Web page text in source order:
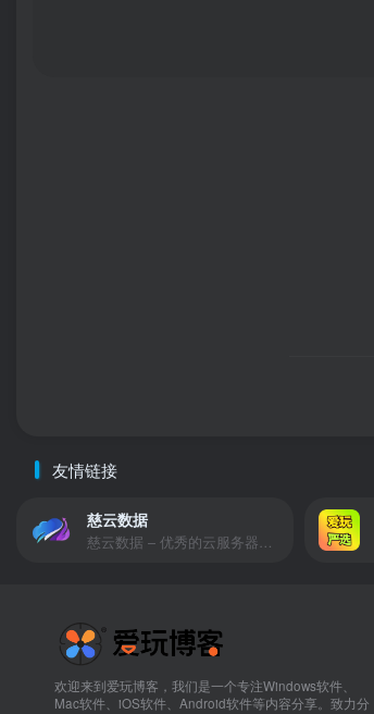
友情链接
慈云数据
慈云数据 – 优秀的云服务器服务商，提供最具有性价比的产品。慈云数据是开发者必不可少的良心云
欢迎来到爱玩博客，我们是一个专注Windows软件、
Mac软件、iOS软件、Android软件等内容分享。致力分